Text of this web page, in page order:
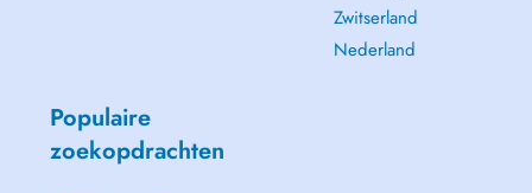
Zwitserland
Nederland
Populaire
zoekopdrachten